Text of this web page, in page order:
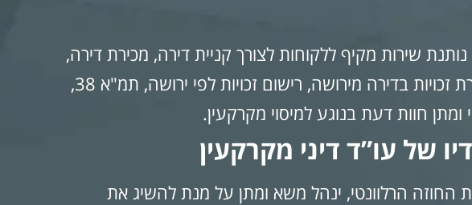
נותנת שירות מקיף ללקוחות לצורך קניית דירה, מכירת דירה,
העברת דירה במתנה, העברת זכויות בדירה מירושה, רישום זכויות לפי ירושה, תמ"א 38,
ומתן חוות דעת בנוגע למיסוי מקרקעין.
של עו”ד דיני מקרקעין
את החוזה הרלוונטי, ינהל משא ומתן על מנת להשיג את